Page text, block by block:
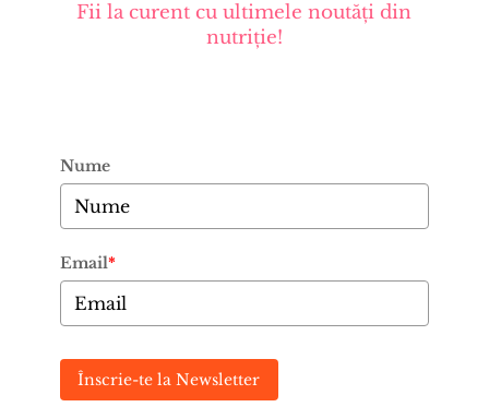
Fii la curent cu ultimele noutăți din
nutriție!
Nume
Email*
Înscrie-te la Newsletter